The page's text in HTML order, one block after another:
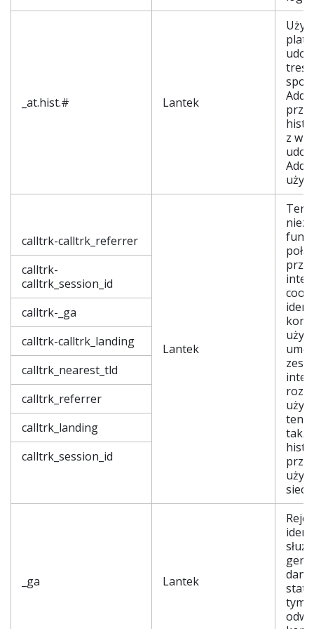
_at.hist.# Lantek
treści
z
calltrk-calltrk_referrer
calltrk-
calltrk_session_id
calltrk-_ga
calltrk-calltrk_landing
calltrk_nearest_tld
calltrk_referrer
calltrk_landing
calltrk_session_id
Lantek
Ten
ten
sieci
_ga Lantek
tym,